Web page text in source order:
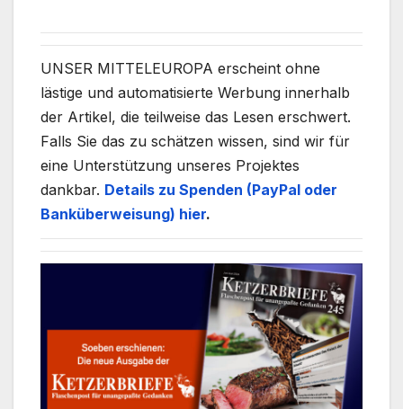
UNSER MITTELEUROPA erscheint ohne
lästige und automatisierte Werbung innerhalb
der Artikel, die teilweise das Lesen erschwert.
Falls Sie das zu schätzen wissen, sind wir für
eine Unterstützung unseres Projektes
dankbar. Details zu Spenden (PayPal oder
Banküberweisung) hier.